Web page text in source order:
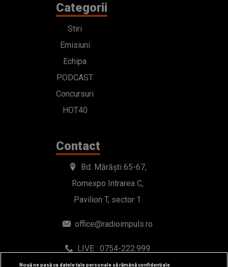
Categorii
Stiri
Emisiuni
Echipa
PODCAST
Concursuri
HOT40
Contact
Bd. Mărăști 65-67,
Romexpo Intrarea C,
Pavilion T, sector 1
office@radioimpuls.ro
LIVE : 0754-222.999
WhatsApp: 0754-222.999
Nouă ne pasă ca datele tale personale să rămână confidențiale